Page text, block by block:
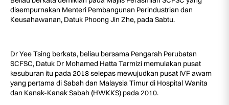
disempurnakan Menteri Pembangunan Perindustrian dan
Keusahawanan, Datuk Phoong Jin Zhe, pada Sabtu.
Dr Yee Tsing berkata, beliau bersama Pengarah Perubatan
SCFSC, Datuk Dr Mohamed Hatta Tarmizi memulakan pusat
kesuburan itu pada 2018 selepas mewujudkan pusat IVF awam
yang pertama di Sabah dan Malaysia Timur di Hospital Wanita
dan Kanak-Kanak Sabah (HWKKS) pada 2010.